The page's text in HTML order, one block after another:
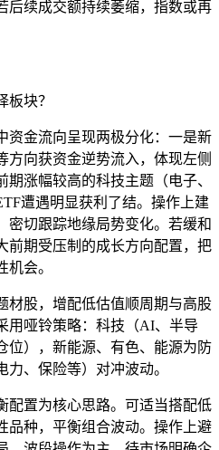
后续成交额持续萎缩，指数或再
板块？
资金流向呈现两极分化：一是新
方向获资金逆势流入，体现左侧
涨幅较高的科技主题（电子、
遭遇明显获利了结。操作上建
密切跟踪地缘局势变化。若缓和
前期受压制的成长方向配置，把
会。
材股，增配低估值顺周期与高股
用哑铃策略：科技（AI、半导
位），新能源、有色、能源为防
、保险等）对冲波动。
配置为核心思路。可适当搭配低
品种，平衡组合波动。操作上避